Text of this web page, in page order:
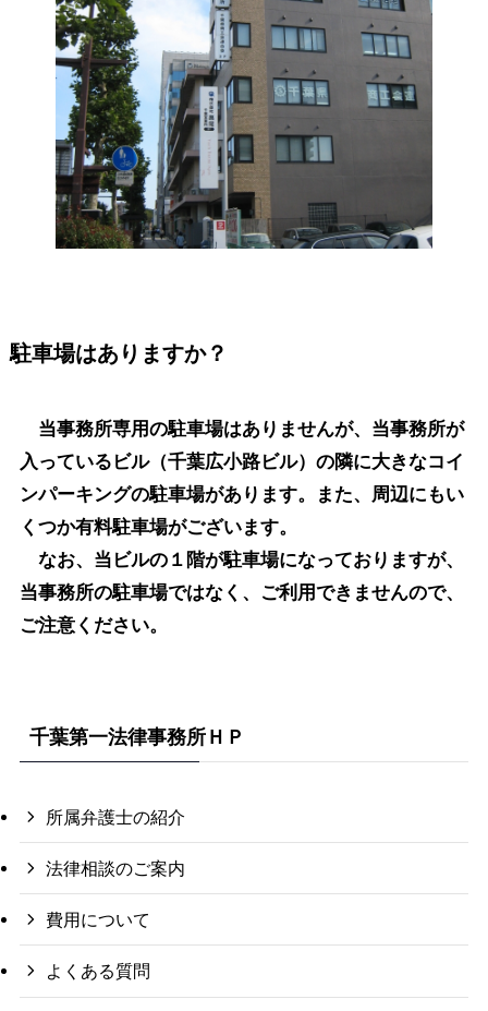
駐車場はありますか？
当事務所専用の駐車場はありませんが、当事務所が
入っているビル（千葉広小路ビル）の隣に大きなコイ
ンパーキングの駐車場があります。また、周辺にもい
くつか有料駐車場がございます。
なお、当ビルの１階が駐車場になっておりますが、
当事務所の駐車場ではなく、ご利用できませんので、
ご注意ください。
千葉第一法律事務所ＨＰ
所属弁護士の紹介
法律相談のご案内
費用について
よくある質問